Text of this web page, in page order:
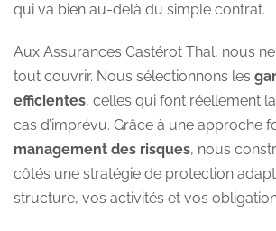
qui va bien au-delà du simple contrat.
Aux Assurances Castérot Thal, nous
tout couvrir. Nous sélectionnons les
efficientes, celles qui font réellement
cas d’imprévu. Grâce à une approche
management des risques, nous
côtés une stratégie de protection
structure, vos activités et vos